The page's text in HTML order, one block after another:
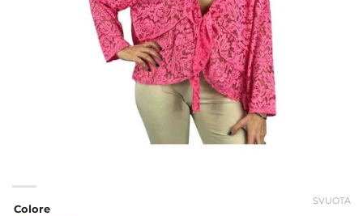
Colore
SVUOTA